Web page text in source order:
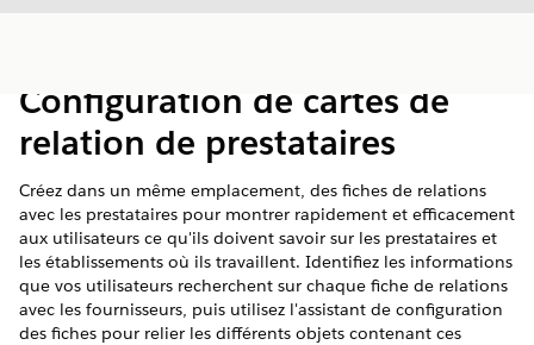
Configuration de cartes de
relation de prestataires
Créez dans un même emplacement, des fiches de relations
avec les prestataires pour montrer rapidement et efficacement
aux utilisateurs ce qu'ils doivent savoir sur les prestataires et
les établissements où ils travaillent. Identifiez les informations
que vos utilisateurs recherchent sur chaque fiche de relations
avec les fournisseurs, puis utilisez l'assistant de configuration
des fiches pour relier les différents objets contenant ces